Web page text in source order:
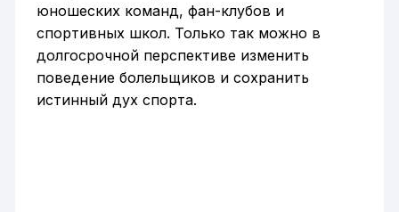
юношеских команд, фан-клубов и
спортивных школ. Только так можно в
долгосрочной перспективе изменить
поведение болельщиков и сохранить
истинный дух спорта.